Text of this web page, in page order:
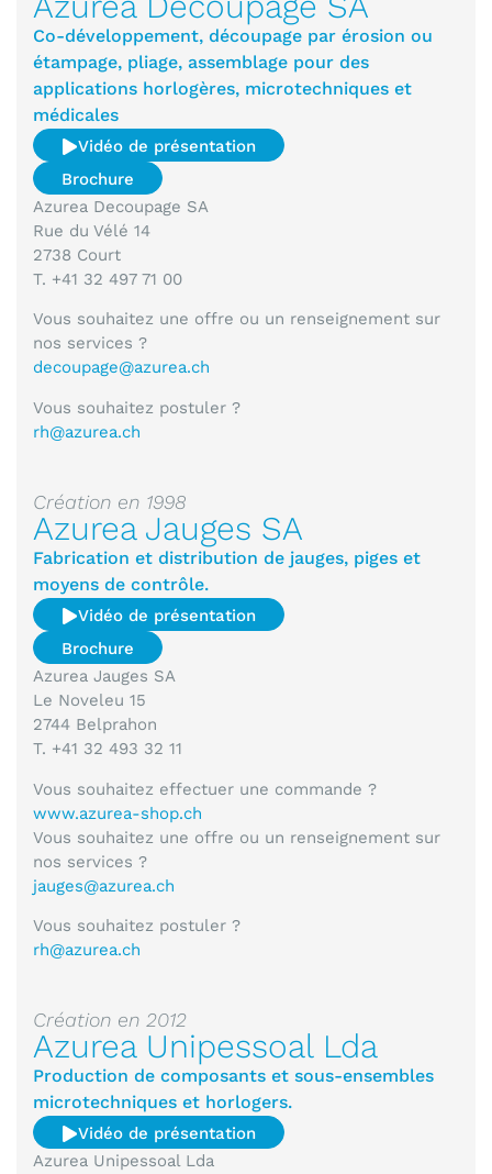
Co-développement, découpage par érosion ou
étampage, pliage, assemblage pour des
applications horlogères, microtechniques et
médicales
Vidéo de présentation
Brochure
Azurea Decoupage SA
Rue du Vélé 14
2738 Court
T. +41 32 497 71 00
Vous souhaitez une offre ou un renseignement sur
nos services ?
decoupage@azurea.ch
Vous souhaitez postuler ?
rh@azurea.ch
Création en 1998
Azurea Jauges SA
Fabrication et distribution de jauges, piges et
moyens de contrôle.
Vidéo de présentation
Brochure
Azurea Jauges SA
Le Noveleu 15
2744 Belprahon
T. +41 32 493 32 11
Vous souhaitez effectuer une commande ?
www.azurea-shop.ch
Vous souhaitez une offre ou un renseignement sur
nos services ?
jauges@azurea.ch
Vous souhaitez postuler ?
rh@azurea.ch
Création en 2012
Azurea Unipessoal Lda
Production de composants et sous-ensembles
microtechniques et horlogers.
Vidéo de présentation
Azurea Unipessoal Lda